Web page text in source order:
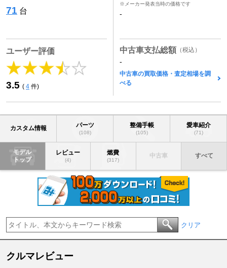
71 台
ユーザー評価
3.5 ( 4 件)
※メーカー発表当時の価格です
-
中古車支払総額 （税込）
-
中古車の買取価格・査定相場を調
べる
カスタム情報 パーツ
(108)
整備手帳
(105)
愛車紹介
(71)
モデル
トップ
レビュー
(4)
燃費
(317)
中古車 すべて
クリア
クルマレビュー